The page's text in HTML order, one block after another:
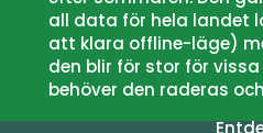
all data för hela landet
att klara offline-läge)
den blir för stor för
behöver den raderas